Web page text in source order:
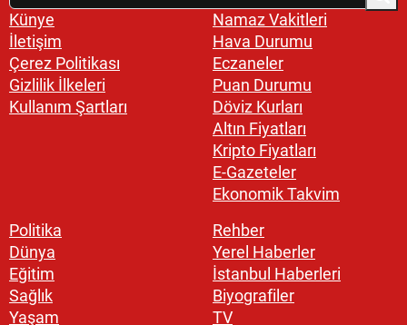
Künye
İletişim
Çerez Politikası
Gizlilik İlkeleri
Kullanım Şartları
Namaz Vakitleri
Hava Durumu
Eczaneler
Puan Durumu
Döviz Kurları
Altın Fiyatları
Kripto Fiyatları
E-Gazeteler
Ekonomik Takvim
Politika
Dünya
Eğitim
Sağlık
Yaşam
Rehber
Yerel Haberler
İstanbul Haberleri
Biyografiler
TV